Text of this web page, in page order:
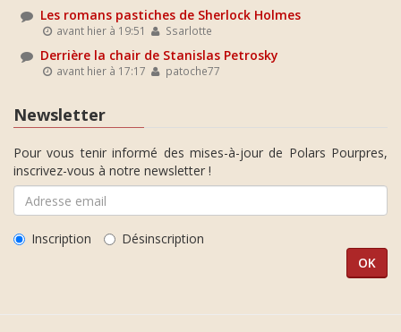
Les romans pastiches de Sherlock Holmes
avant hier à 19:51 Ssarlotte
Derrière la chair de Stanislas Petrosky
avant hier à 17:17 patoche77
Newsletter
Pour vous tenir informé des mises-à-jour de Polars Pourpres,
inscrivez-vous à notre newsletter !
Inscription Désinscription